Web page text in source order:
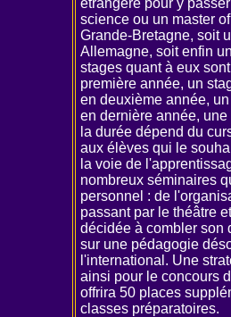
étrangère pour y
science ou un master
Grande-Bretagne, soit
Allemagne, soit enfin
stages quant à eux
première année, un
en deuxième année,
en dernière année,
la durée dépend du
aux élèves qui le
la voie de
nombreux séminaires
personnel : de
passant par le théâtre
décidée à combler son
sur une pédagogie
l'international. Une
ainsi pour le concours
offrira 50 places
classes préparatoires.